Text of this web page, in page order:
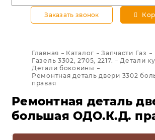
Заказать звонок
Главная Каталог
Запчасти Газ
Газель 3302, 2705, 2217.
Детали
Детали боковины
Ремонтная деталь двери 3302
правая
Ремонтная деталь
большая ОДО.К.Д.